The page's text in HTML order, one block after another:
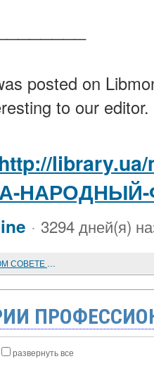
posted on
to our editor.
http://
· 3294 дней(я)
В НАУЧНОМ КООРДИНАЦИОННОМ СОВЕТЕ МГУ ПО ПРОБЛЕМАМ АМЕРИКАНИСТИКИ
развернуть все